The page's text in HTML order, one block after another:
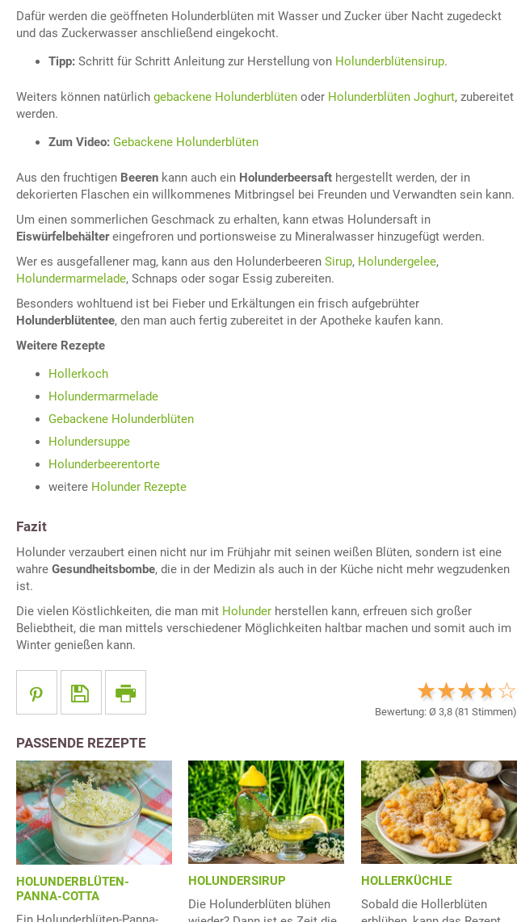
Dafür werden die geöffneten Holunderblüten mit Wasser und Zucker über Nacht zugedeckt
und das Zuckerwasser anschließend eingekocht.
Tipp: Schritt für Schritt Anleitung zur Herstellung von Holunderblütensirup.
Weiters können natürlich gebackene Holunderblüten oder Holunderblüten Joghurt, zubereitet
werden.
Zum Video: Gebackene Holunderblüten
Aus den fruchtigen Beeren kann auch ein Holunderbeersaft hergestellt werden, der in
dekorierten Flaschen ein willkommenes Mitbringsel bei Freunden und Verwandten sein kann.
Um einen sommerlichen Geschmack zu erhalten, kann etwas Holundersaft in
Eiswürfelbehältereingefroren und portionsweise zu Mineralwasser hinzugefügt werden.
Wer es ausgefallener mag, kann aus den Holunderbeeren Sirup, Holundergelee,
Holundermarmelade, Schnaps oder sogar Essig zubereiten.
Besonders wohltuend ist bei Fieber und Erkältungen ein frisch aufgebrühter
Holunderblütentee, den man auch fertig zubereitet in der Apotheke kaufen kann.
Weitere Rezepte
Hollerkoch
Holundermarmelade
Gebackene Holunderblüten
Holundersuppe
Holunderbeerentorte
weitere Holunder Rezepte
Fazit
Holunder verzaubert einen nicht nur im Frühjahr mit seinen weißen Blüten, sondern ist eine
wahre Gesundheitsbombe, die in der Medizin als auch in der Küche nicht mehr wegzudenken
ist.
Die vielen Köstlichkeiten, die man mit Holunder herstellen kann, erfreuen sich großer
Beliebtheit, die man mittels verschiedener Möglichkeiten haltbar machen und somit auch im
Winter genießen kann.
Bewertung: Ø 3,8(81 Stimmen)
PASSENDE REZEPTE
HOLUNDERBLÜTEN-
PANNA-COTTA
HOLUNDERSIRUP
Die Holunderblüten blühen
HOLLERKÜCHLE
Sobald die Hollerblüten